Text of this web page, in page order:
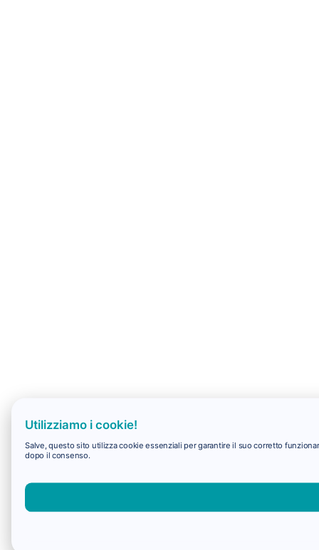
Utilizziamo i cookie!
Salve, questo sito utilizza cookie essenziali per garantire il suo corretto
dopo il consenso.